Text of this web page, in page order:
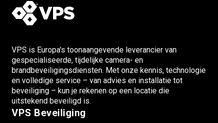
VPS is Europa's toonaangevende leverancier van
gespecialiseerde, tijdelijke camera- en
brandbeveiligingsdiensten. Met onze kennis, technologie
en volledige service – van advies en installatie tot
beveiliging – kun je rekenen op een locatie die
uitstekend beveiligd is.
VPS Beveiliging